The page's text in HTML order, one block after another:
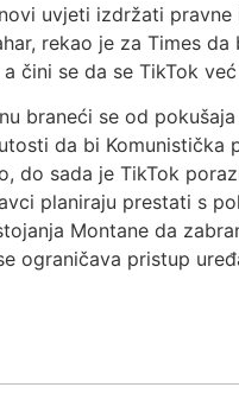
uvjeti izdržati
rekao je za Times
čini se da se TikTok
braneći se od
da bi Komunistička
do sada je TikTok
planiraju prestati s
Montane da
ograničava pristup